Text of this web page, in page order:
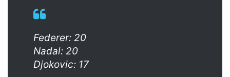
Federer: 20
Nadal: 20
Djokovic: 17